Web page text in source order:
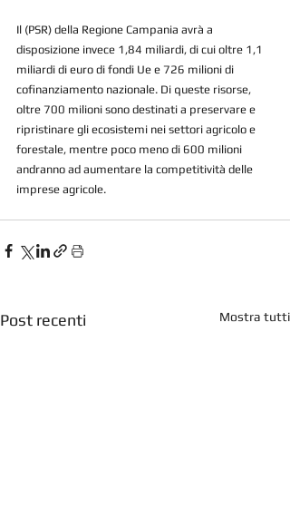
Il (PSR) della Regione Campania avrà a
disposizione invece 1,84 miliardi, di cui oltre 1,1
miliardi di euro di fondi Ue e 726 milioni di
cofinanziamento nazionale. Di queste risorse,
oltre 700 milioni sono destinati a preservare e
ripristinare gli ecosistemi nei settori agricolo e
forestale, mentre poco meno di 600 milioni
andranno ad aumentare la competitività delle
imprese agricole.
Post recenti Mostra tutti